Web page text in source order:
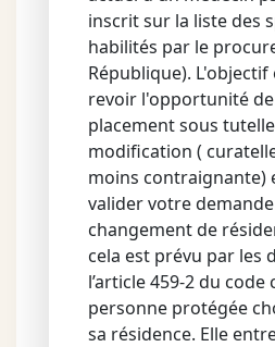
inscrit sur la liste des
habilités par le
République).
revoir l'opportunité
placement sous
modification (
moins contraignante)
valider votre
changement de
cela est prévu par les
l’article 459-2 du code
personne protégée
sa résidence. Elle